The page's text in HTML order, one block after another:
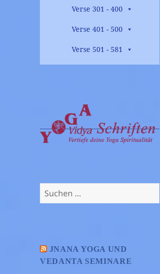
Verse 301 - 400
Verse 401 - 500
Verse 501 - 581
Suchen
nach:
JNANA YOGA UND
VEDANTA SEMINARE